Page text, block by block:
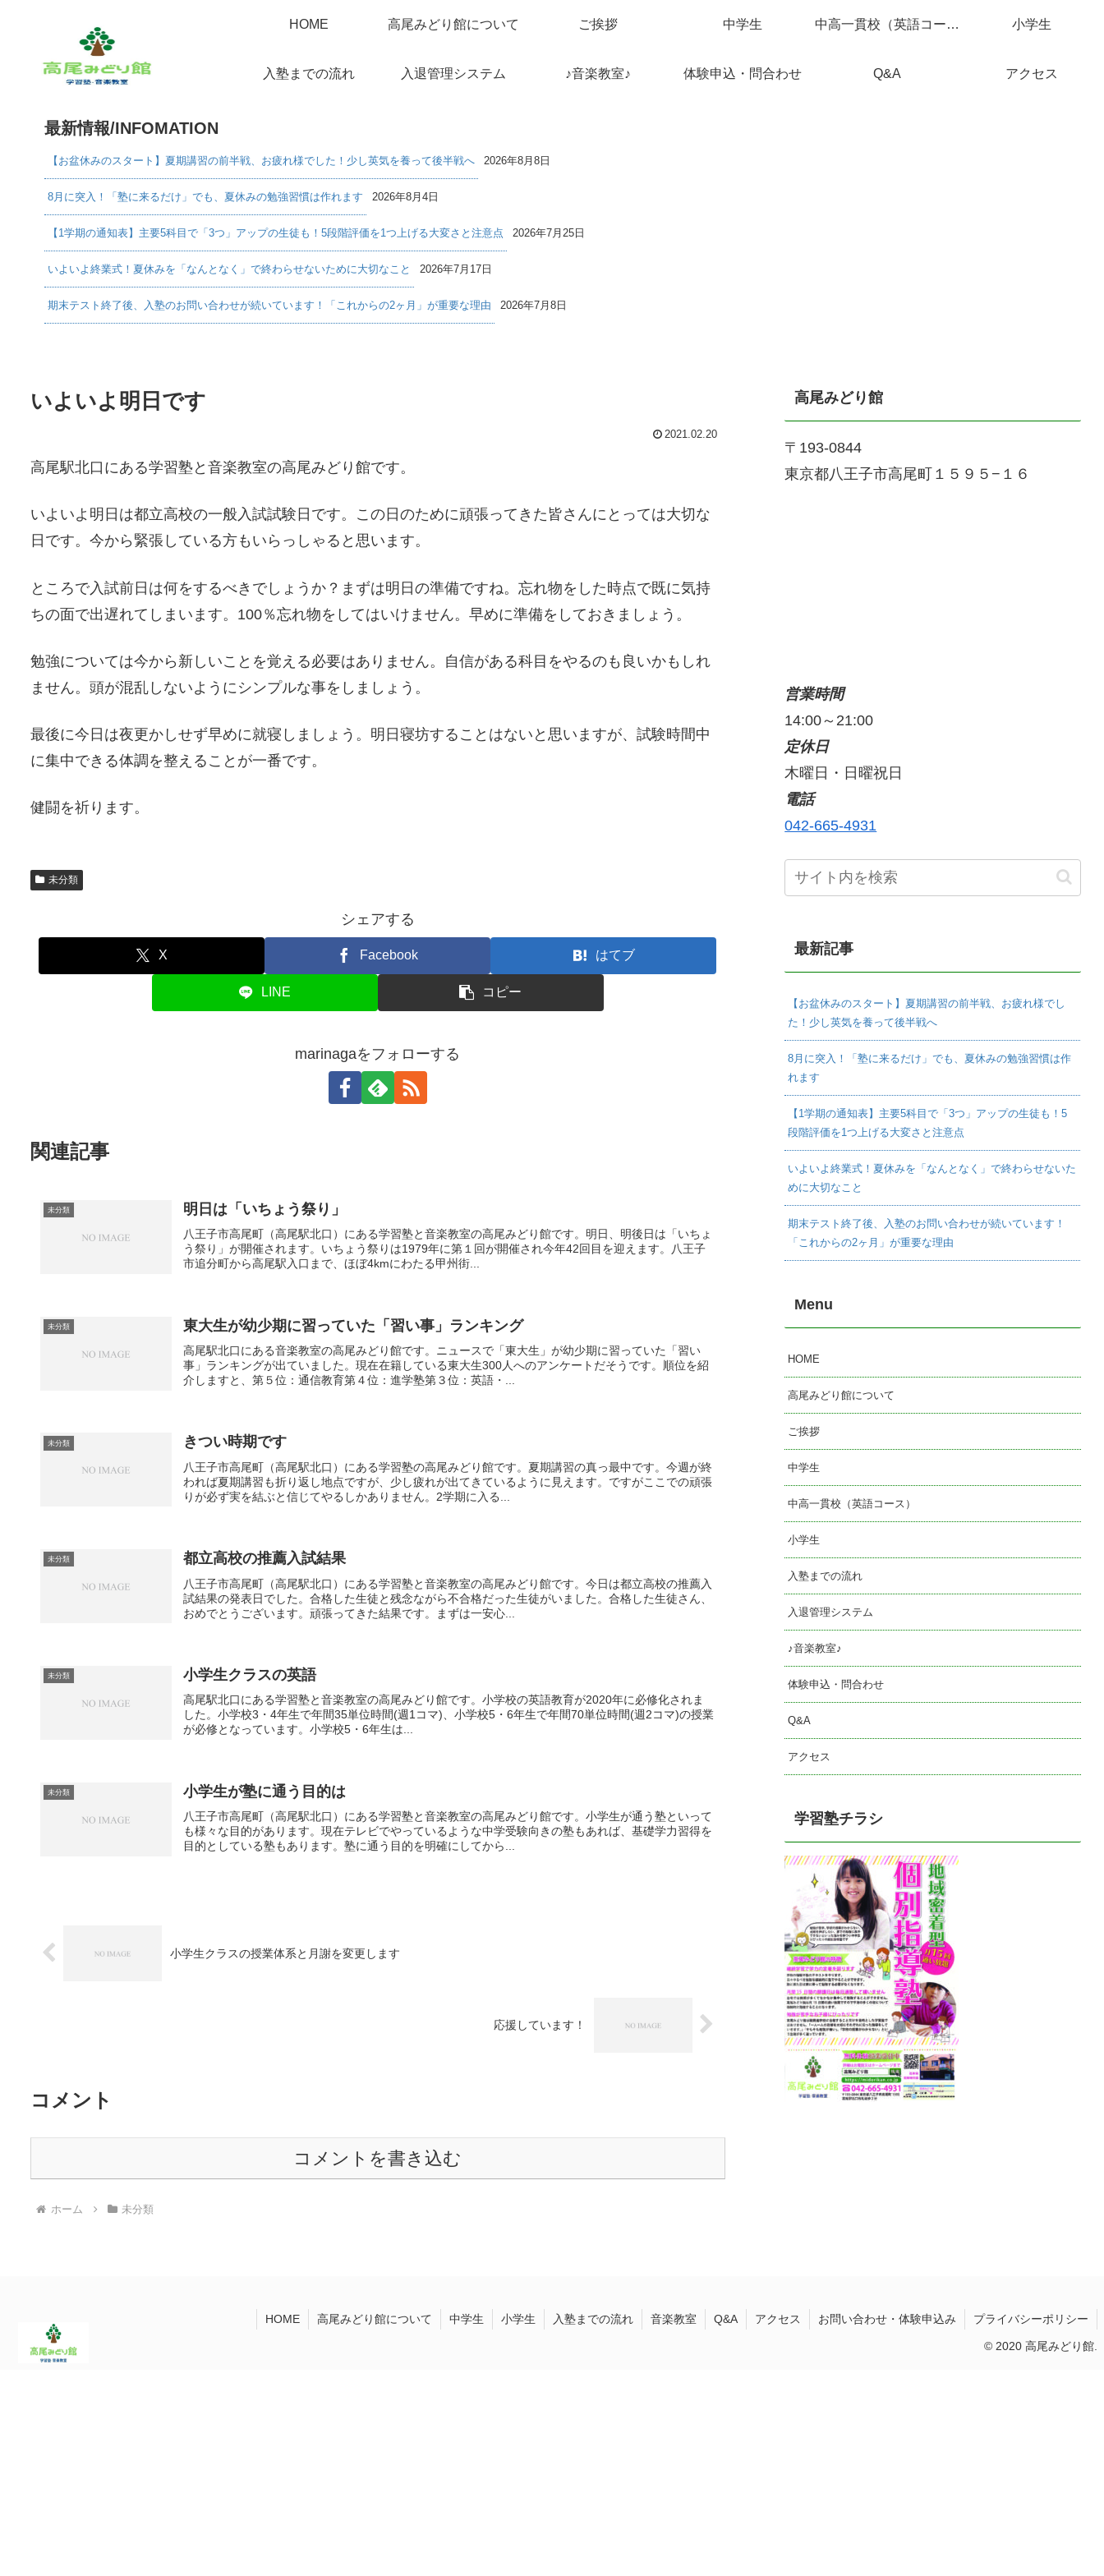
HOME 高尾みどり館について ご挨拶 中学生 中高一貫校（英語コース） 小学生
入塾までの流れ 入退管理システム ♪音楽教室♪ 体験申込・問合わせ Q&A アクセス
最新情報/INFOMATION
【お盆休みのスタート】夏期講習の前半戦、お疲れ様でした！少し英気を養って後半戦へ 2026年8月8日
8月に突入！「塾に来るだけ」でも、夏休みの勉強習慣は作れます 2026年8月4日
【1学期の通知表】主要5科目で「3つ」アップの生徒も！5段階評価を1つ上げる大変さと注意点 2026年7月25日
いよいよ終業式！夏休みを「なんとなく」で終わらせないために大切なこと 2026年7月17日
期末テスト終了後、入塾のお問い合わせが続いています！「これからの2ヶ月」が重要な理由 2026年7月8日
いよいよ明日です
2021.02.20
高尾駅北口にある学習塾と音楽教室の高尾みどり館です。
いよいよ明日は都立高校の一般入試試験日です。この日のために頑張ってきた皆さんにとっては大切な
日です。今から緊張している方もいらっしゃると思います。
ところで入試前日は何をするべきでしょうか？まずは明日の準備ですね。忘れ物をした時点で既に気持
ちの面で出遅れてしまいます。100％忘れ物をしてはいけません。早めに準備をしておきましょう。
勉強については今から新しいことを覚える必要はありません。自信がある科目をやるのも良いかもしれ
ません。頭が混乱しないようにシンプルな事をしましょう。
最後に今日は夜更かしせず早めに就寝しましょう。明日寝坊することはないと思いますが、試験時間中
に集中できる体調を整えることが一番です。
健闘を祈ります。
未分類
シェアする
X Facebook はてブ
LINE コピー
marinagaをフォローする
関連記事
未分類 明日は「いちょう祭り」
八王子市高尾町（高尾駅北口）にある学習塾と音楽教室の高尾みどり館です。明日、明後日は「いちょ
う祭り」が開催されます。いちょう祭りは1979年に第１回が開催され今年42回目を迎えます。八王子
市追分町から高尾駅入口まで、ほぼ4kmにわたる甲州街...
未分類 東大生が幼少期に習っていた「習い事」ランキング
高尾駅北口にある音楽教室の高尾みどり館です。ニュースで「東大生」が幼少期に習っていた「習い
事」ランキングが出ていました。現在在籍している東大生300人へのアンケートだそうです。順位を紹
介しますと、第５位：通信教育第４位：進学塾第３位：英語・...
未分類 きつい時期です
八王子市高尾町（高尾駅北口）にある学習塾の高尾みどり館です。夏期講習の真っ最中です。今週が終
われば夏期講習も折り返し地点ですが、少し疲れが出てきているように見えます。ですがここでの頑張
りが必ず実を結ぶと信じてやるしかありません。2学期に入る...
未分類 都立高校の推薦入試結果
八王子市高尾町（高尾駅北口）にある学習塾と音楽教室の高尾みどり館です。今日は都立高校の推薦入
試結果の発表日でした。合格した生徒と残念ながら不合格だった生徒がいました。合格した生徒さん、
おめでとうございます。頑張ってきた結果です。まずは一安心...
未分類 小学生クラスの英語
高尾駅北口にある学習塾と音楽教室の高尾みどり館です。小学校の英語教育が2020年に必修化されま
した。小学校3・4年生で年間35単位時間(週1コマ)、小学校5・6年生で年間70単位時間(週2コマ)の授業
が必修となっています。小学校5・6年生は...
未分類 小学生が塾に通う目的は
八王子市高尾町（高尾駅北口）にある学習塾と音楽教室の高尾みどり館です。小学生が通う塾といって
も様々な目的があります。現在テレビでやっているような中学受験向きの塾もあれば、基礎学力習得を
目的としている塾もあります。塾に通う目的を明確にしてから...
小学生クラスの授業体系と月謝を変更します
応援しています！
コメント
コメントを書き込む
ホーム 未分類
高尾みどり館
〒193-0844
東京都八王子市高尾町１５９５−１６
営業時間
14:00～21:00
定休日
木曜日・日曜祝日
電話
042-665-4931
最新記事
【お盆休みのスタート】夏期講習の前半戦、お疲れ様でし
た！少し英気を養って後半戦へ
8月に突入！「塾に来るだけ」でも、夏休みの勉強習慣は作
れます
【1学期の通知表】主要5科目で「3つ」アップの生徒も！5
段階評価を1つ上げる大変さと注意点
いよいよ終業式！夏休みを「なんとなく」で終わらせないた
めに大切なこと
期末テスト終了後、入塾のお問い合わせが続いています！
「これからの2ヶ月」が重要な理由
Menu
HOME
高尾みどり館について
ご挨拶
中学生
中高一貫校（英語コース）
小学生
入塾までの流れ
入退管理システム
♪音楽教室♪
体験申込・問合わせ
Q&A
アクセス
学習塾チラシ
HOME 高尾みどり館について 中学生 小学生 入塾までの流れ 音楽教室 Q&A アクセス お問い合わせ・体験申込み プライバシーポリシー
© 2020 高尾みどり館.